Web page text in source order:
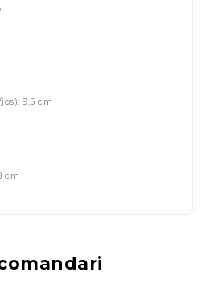
9,5 cm
cm